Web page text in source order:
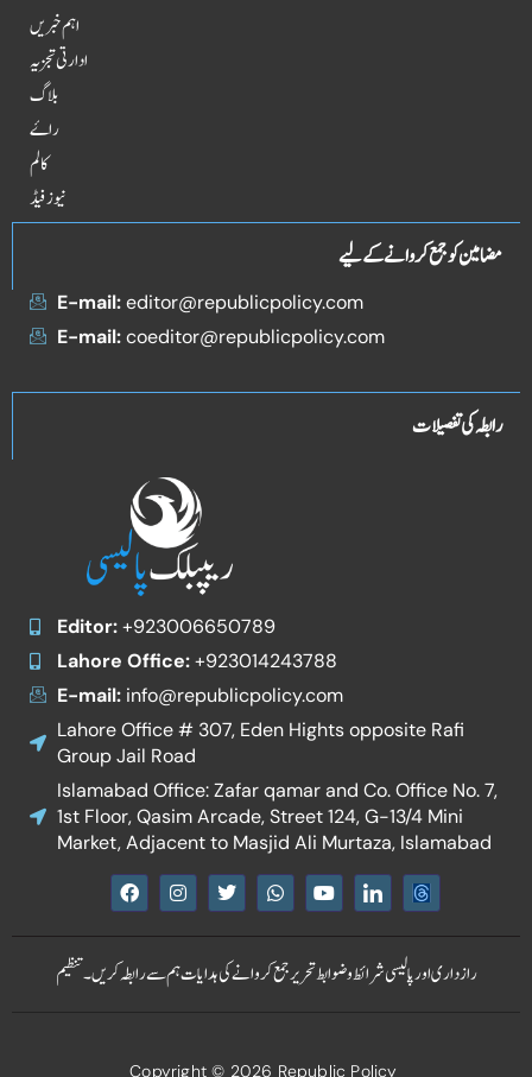
اہم خبریں
ادارتی تجزیہ
بلاگ
راۓ
کالم
نیوز فیڈ
مضامین کو جمع کروانے کے لیے
E-mail:editor@republicpolicy.com
E-mail:coeditor@republicpolicy.com
رابطہ کی تفصیلات
Editor:+923006650789
Lahore Office:+923014243788
E-mail:info@republicpolicy.com
Lahore Office # 307, Eden Hights opposite Rafi
Group Jail Road
Islamabad Office: Zafar qamar and Co. Office No. 7,
1st Floor, Qasim Arcade, Street 124, G-13/4 Mini
Market, Adjacent to Masjid Ali Murtaza, Islamabad
F
a
e
o
I
n
t
g
T
w
t
t
e
W
h
t
s
a
Y
o
t
b
I
c
n
-
l
تنظیمہم سے رابطہ کریں۔تحریر جمع کروانے کی ہدایاتشرائط و ضوابطرازداری اور پالیسی
Copyright © 2026 Republic Policy